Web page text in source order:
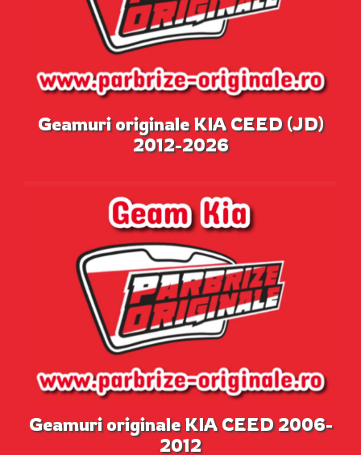
Geamuri originale KIA CEED (JD)
2012-2026
Geamuri originale KIA CEED 2006-
2012